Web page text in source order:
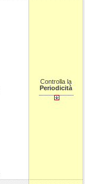
Controlla la
Periodicità